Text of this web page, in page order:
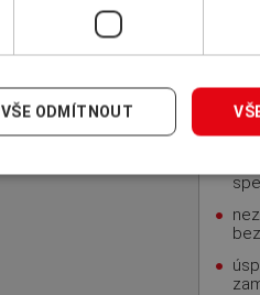
VŠE ODMÍTNOUT